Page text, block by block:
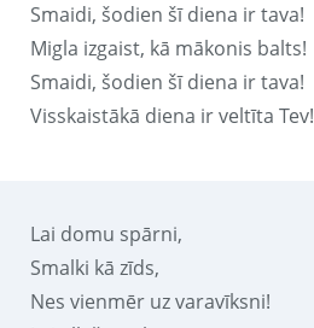
Smaidi, šodien šī diena ir tava!
Migla izgaist, kā mākonis balts!
Smaidi, šodien šī diena ir tava!
Visskaistākā diena ir veltīta Tev!
Lai domu spārni,
Smalki kā zīds,
Nes vienmēr uz varavīksni!